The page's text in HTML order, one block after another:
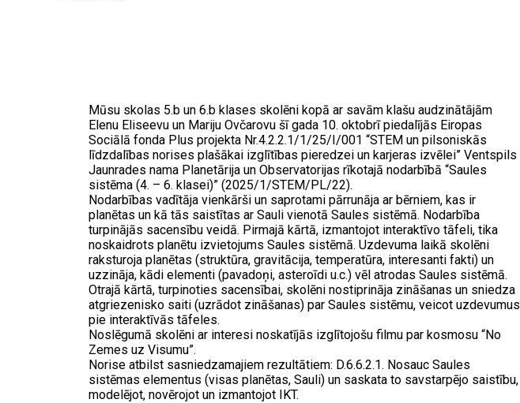
Mūsu skolas 5.b un 6.b klases skolēni kopā ar savām klašu audzinātājām
Elenu Eliseevu un Mariju Ovčarovu šī gada 10. oktobrī piedalījās Eiropas
Sociālā fonda Plus projekta Nr.4.2.2.1/1/25/I/001 “STEM un pilsoniskās
līdzdalības norises plašākai izglītības pieredzei un karjeras izvēlei” Ventspils
Jaunrades nama Planetārija un Observatorijas rīkotajā nodarbībā “Saules
sistēma (4. – 6. klasei)” (2025/1/STEM/PL/22).
Nodarbības vadītāja vienkārši un saprotami pārrunāja ar bērniem, kas ir
planētas un kā tās saistītas ar Sauli vienotā Saules sistēmā. Nodarbība
turpinājās sacensību veidā. Pirmajā kārtā, izmantojot interaktīvo tāfeli, tika
noskaidrots planētu izvietojums Saules sistēmā. Uzdevuma laikā skolēni
raksturoja planētas (struktūra, gravitācija, temperatūra, interesanti fakti) un
uzzināja, kādi elementi (pavadoņi, asteroīdi u.c.) vēl atrodas Saules sistēmā.
Otrajā kārtā, turpinoties sacensībai, skolēni nostiprināja zināšanas un sniedza
atgriezenisko saiti (uzrādot zināšanas) par Saules sistēmu, veicot uzdevumus
pie interaktīvās tāfeles.
Noslēgumā skolēni ar interesi noskatījās izglītojošu filmu par kosmosu “No
Zemes uz Visumu”.
Norise atbilst sasniedzamajiem rezultātiem: D.6.6.2.1. Nosauc Saules
sistēmas elementus (visas planētas, Sauli) un saskata to savstarpējo saistību,
modelējot, novērojot un izmantojot IKT.